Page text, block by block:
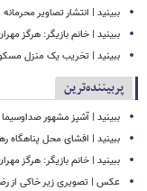
ببینید | انتشار تصاویر
ببینید | خانم بازیگر: هرگز
ببینید | تخریب یک منزل
پربیننده‌ترین
ببینید | آشپز مشهور صداوسیما
ببینید | افشای محل پناهگاه‌
ببینید | خانم بازیگر: هرگز
عکس | تصویری زیر خاکی از